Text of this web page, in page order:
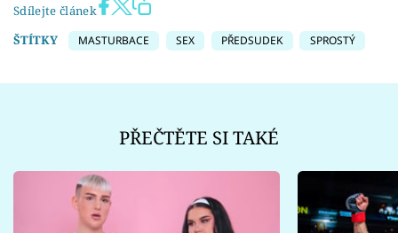
Sdílejte článek
ŠTÍTKY
MASTURBACE SEX PŘEDSUDEK SPROSTÝ
PŘEČTĚTE SI TAKÉ